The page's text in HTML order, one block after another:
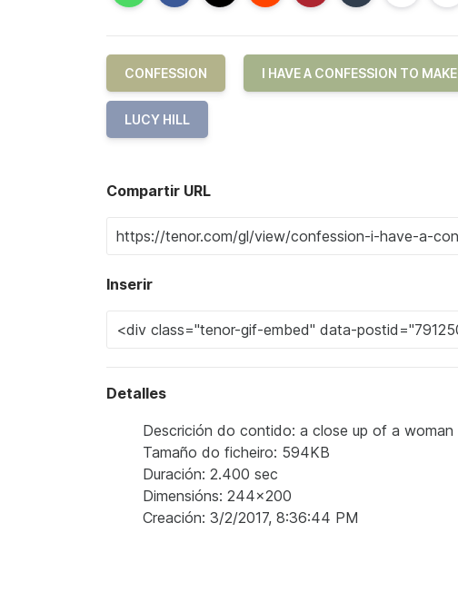
CONFESSION I HAVE A CONFESSION TO MAKE
LUCY HILL
Compartir URL
Inserir
Detalles
Descrición do contido: a close up of a
Tamaño do ficheiro: 594KB
Duración: 2.400 sec
Dimensións: 244x200
Creación: 3/2/2017, 8:36:44 PM